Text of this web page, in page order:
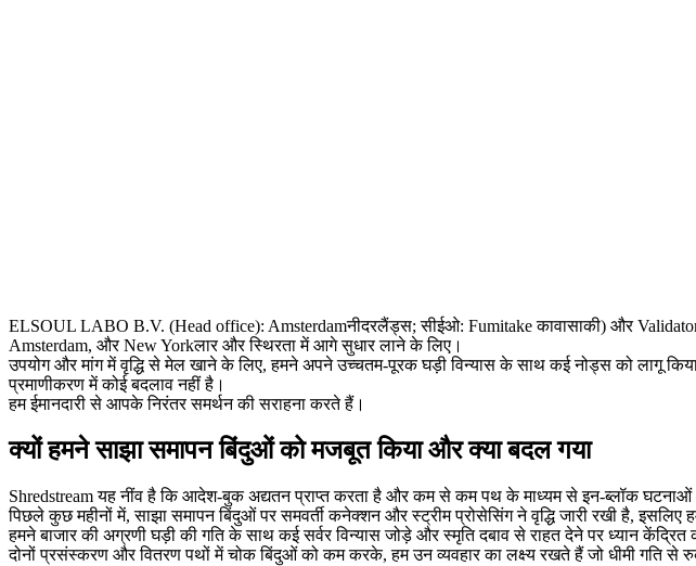
ELSOUL LABO B.V. (Head office): Amsterdamनीदरलैंड्स; सीईओ: Fumitake कावासाकी) और
Amsterdam, और New Yorkलार और स्थिरता में आगे सुधार लाने के लिए।
उपयोग और मांग में वृद्धि से मेल खाने के लिए, हमने अपने उच्चतम-पूरक घड़ी विन्यास के साथ कई नोड्स को लागू किया
प्रमाणीकरण में कोई बदलाव नहीं है।
हम ईमानदारी से आपके निरंतर समर्थन की सराहना करते हैं।
क्यों हमने साझा समापन बिंदुओं को मजबूत किया और क्या बदल गया
Shredstream यह नींव है कि आदेश-बुक अद्यतन प्राप्त करता है और कम से कम पथ के माध्यम से इन-ब्लॉक
पिछले कुछ महीनों में, साझा समापन बिंदुओं पर समवर्ती कनेक्शन और स्ट्रीम प्रोसेसिंग ने वृद्धि जारी रखी है,
हमने बाजार की अग्रणी घड़ी की गति के साथ कई सर्वर विन्यास जोड़े और स्मृति दबाव से राहत देने पर ध्यान
दोनों प्रसंस्करण और वितरण पथों में चोक बिंदुओं को कम करके, हम उन व्यवहार का लक्ष्य रखते हैं जो धीमी गति से